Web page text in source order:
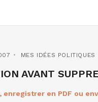
MES IDÉES POLITIQUES
AVANT
enregistrer en PDF ou